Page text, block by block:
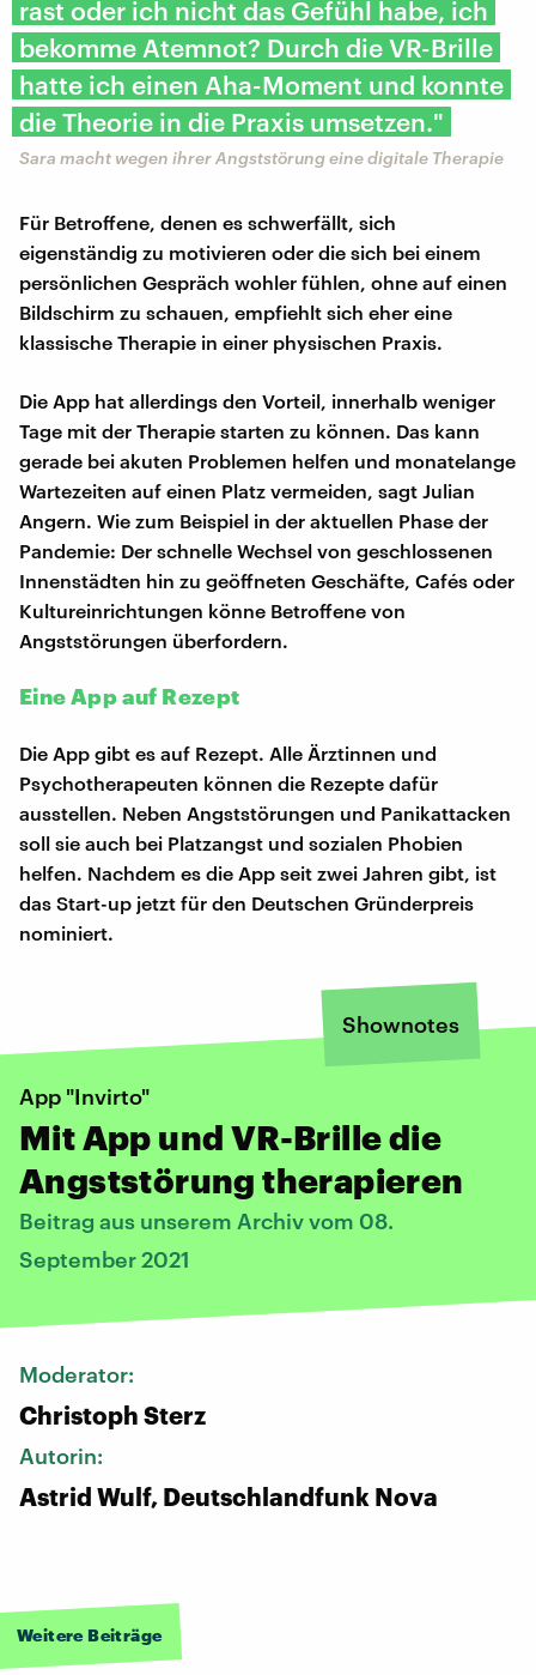
rast oder ich nicht das Gefühl habe, ich
bekomme Atemnot? Durch die VR-Brille
hatte ich einen Aha-Moment und konnte
die Theorie in die Praxis umsetzen."
Sara macht wegen ihrer Angststörung eine digitale Therapie
Für Betroffene, denen es schwerfällt, sich
eigenständig zu motivieren oder die sich bei einem
persönlichen Gespräch wohler fühlen, ohne auf einen
Bildschirm zu schauen, empfiehlt sich eher eine
klassische Therapie in einer physischen Praxis.
Die App hat allerdings den Vorteil, innerhalb weniger
Tage mit der Therapie starten zu können. Das kann
gerade bei akuten Problemen helfen und monatelange
Wartezeiten auf einen Platz vermeiden, sagt Julian
Angern. Wie zum Beispiel in der aktuellen Phase der
Pandemie: Der schnelle Wechsel von geschlossenen
Innenstädten hin zu geöffneten Geschäfte, Cafés oder
Kultureinrichtungen könne Betroffene von
Angststörungen überfordern.
Eine App auf Rezept
Die App gibt es auf Rezept. Alle Ärztinnen und
Psychotherapeuten können die Rezepte dafür
ausstellen. Neben Angststörungen und Panikattacken
soll sie auch bei Platzangst und sozialen Phobien
helfen. Nachdem es die App seit zwei Jahren gibt, ist
das Start-up jetzt für den Deutschen Gründerpreis
nominiert.
Shownotes
App "Invirto"
Mit App und VR-Brille die
Angststörung therapieren
Beitrag aus unserem Archiv vom 08.
September 2021
Moderator:
Christoph Sterz
Autorin:
Astrid Wulf, Deutschlandfunk Nova
Weitere Beiträge